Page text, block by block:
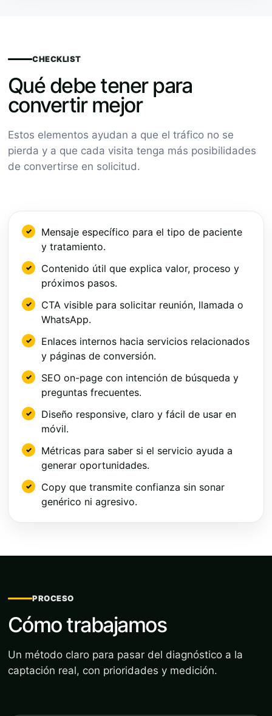
CHECKLIST
Qué debe tener para
convertir mejor
Estos elementos ayudan a que el tráfico no se
pierda y a que cada visita tenga más posibilidades
de convertirse en solicitud.
Mensaje específico para el tipo de paciente
y tratamiento.
Contenido útil que explica valor, proceso y
próximos pasos.
CTA visible para solicitar reunión, llamada o
WhatsApp.
Enlaces internos hacia servicios relacionados
y páginas de conversión.
SEO on-page con intención de búsqueda y
preguntas frecuentes.
Diseño responsive, claro y fácil de usar en
móvil.
Métricas para saber si el servicio ayuda a
generar oportunidades.
Copy que transmite confianza sin sonar
genérico ni agresivo.
PROCESO
Cómo trabajamos
Un método claro para pasar del diagnóstico a la
captación real, con prioridades y medición.